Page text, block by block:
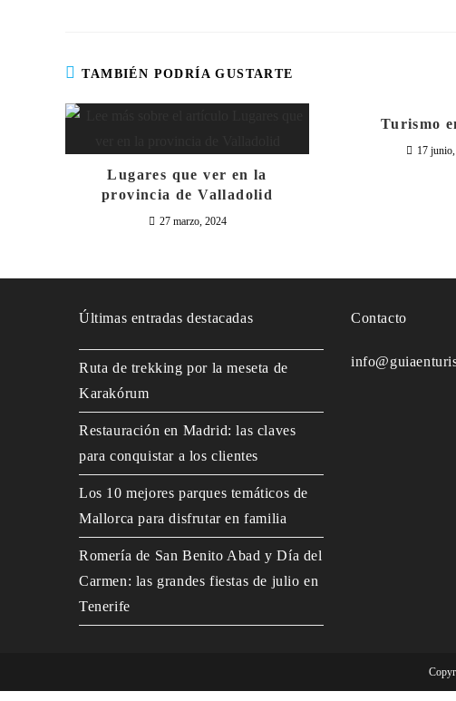
TAMBIÉN PODRÍA GUSTARTE
Lugares que ver en la
provincia de Valladolid
27 marzo, 2024
Turismo
17
Últimas entradas destacadas
Ruta de trekking por la meseta de
Karakórum
Restauración en Madrid: las claves
para conquistar a los clientes
Los 10 mejores parques temáticos de
Mallorca para disfrutar en familia
Romería de San Benito Abad y Día del
Carmen: las grandes fiestas de julio en
Tenerife
Contacto